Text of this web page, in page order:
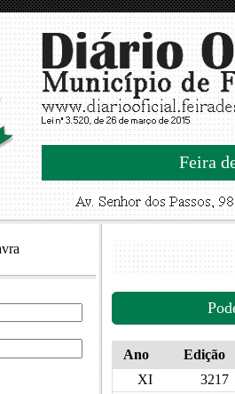
Feira
Ano
Edição
XI
3217